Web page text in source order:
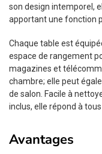
son design intemporel,
apportant une fonction
Chaque table est
espace de rangement
magazines et
chambre; elle peut
de salon. Facile à
inclus, elle répond à
Avantages